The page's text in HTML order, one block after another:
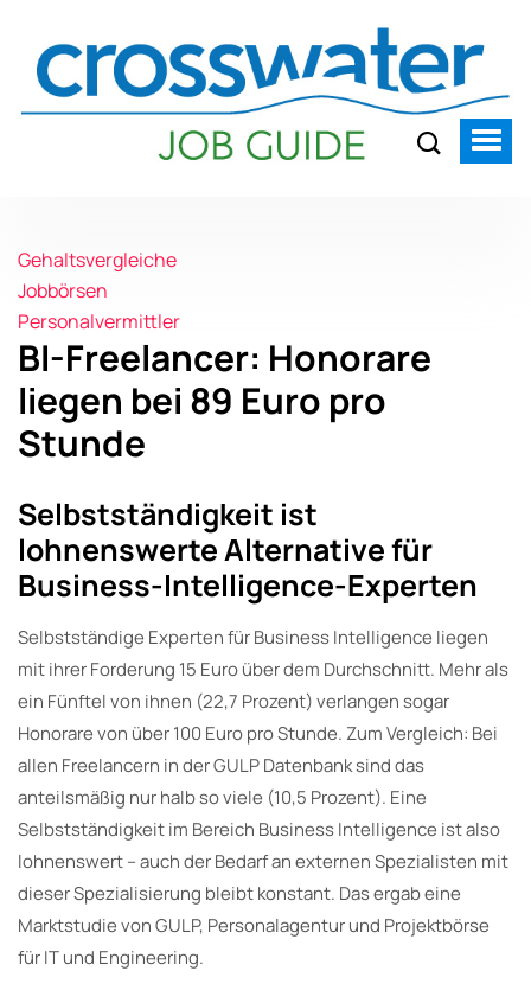
Gehaltsvergleiche
Jobbörsen
Personalvermittler
BI-Freelancer: Honorare
liegen bei 89 Euro pro
Stunde
Selbstständigkeit ist
lohnenswerte Alternative für
Business-Intelligence-Experten
Selbstständige Experten für Business Intelligence liegen
mit ihrer Forderung 15 Euro über dem Durchschnitt. Mehr als
ein Fünftel von ihnen (22,7 Prozent) verlangen sogar
Honorare von über 100 Euro pro Stunde. Zum Vergleich: Bei
allen Freelancern in der GULP Datenbank sind das
anteilsmäßig nur halb so viele (10,5 Prozent). Eine
Selbstständigkeit im Bereich Business Intelligence ist also
lohnenswert – auch der Bedarf an externen Spezialisten mit
dieser Spezialisierung bleibt konstant. Das ergab eine
Marktstudie von GULP, Personalagentur und Projektbörse
für IT und Engineering.